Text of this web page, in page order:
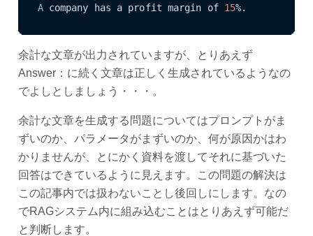
A company has a profit margin of 15%.
余計な文章が出力されていますが、とりあえず
Answer：に続く文章は正しく生成されているようなの
でよしとしましょう・・・。
余計な文章を生成する問題についてはプロンプトがま
ずいのか、パラメータがまずいのか、何が原因かはわ
かりませんが、とにかく資料を渡してそれに基づいた
回答はできているように見えます。この問題の解決は
この記事内では扱わないことし後回しにします。なの
でRAGシステム内に組み込むことはとりあえず可能だ
と判断します。